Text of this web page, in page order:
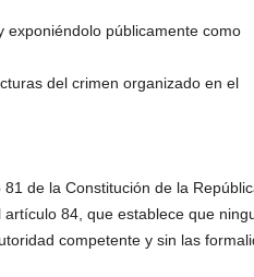
exponiéndolo públicamente como
del crimen organizado en el
de la Constitución de la
84, que establece que
competente y sin las